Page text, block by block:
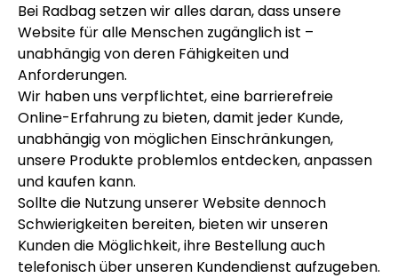
Personalisierbar
Personalisierbares Aperol
Spritz Glas mit Name
über 22.600
mal gekauft
24,99 €
Personalisierbar
Personalisierbare Eierbecher
2er-Set mit Gesicht
mal gekauft
29,99 €
Personalisierbarer Bierkrug
mit Logo und Gesicht
Bei Radbag setzen wir alles daran, dass unsere
Website für alle Menschen zugänglich ist –
unabhängig von deren Fähigkeiten und
Anforderungen.
Wir haben uns verpflichtet, eine barrierefreie
Online-Erfahrung zu bieten, damit jeder Kunde,
unabhängig von möglichen Einschränkungen,
unsere Produkte problemlos entdecken, anpassen
und kaufen kann.
Sollte die Nutzung unserer Website dennoch
Schwierigkeiten bereiten, bieten wir unseren
Kunden die Möglichkeit, ihre Bestellung auch
telefonisch über unseren Kundendienst aufzugeben.